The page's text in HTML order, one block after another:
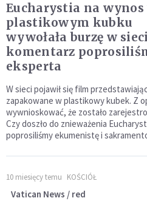
Eucharystia na wynos
plastikowym kubku
wywołała burzę w
komentarz
eksperta
W sieci pojawił się film
zapakowane w plastikowy kubek. Z
wywnioskować, że zostało
Czy doszło do znieważenia
poprosiliśmy ekumenistę i
10 miesięcy temu KOŚCIÓŁ
Vatican News / red